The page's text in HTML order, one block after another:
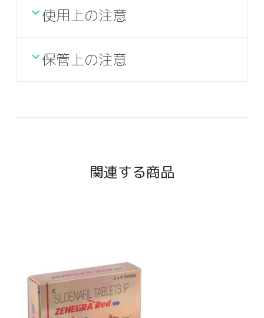
使用上の注意
保管上の注意
関連する商品